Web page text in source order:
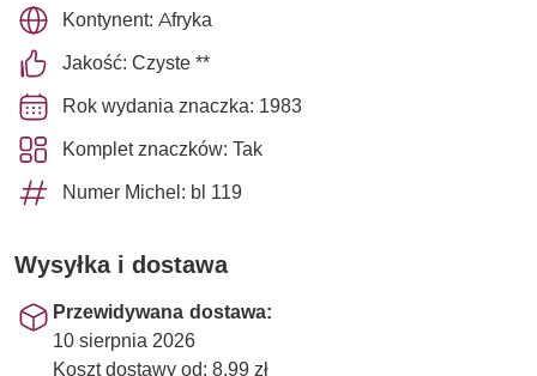
Kontynent: Afryka
Jakość: Czyste **
Rok wydania znaczka: 1983
Komplet znaczków: Tak
Numer Michel: bl 119
Wysyłka i dostawa
Przewidywana dostawa:
10 sierpnia 2026
Koszt dostawy od: 8,99 zł